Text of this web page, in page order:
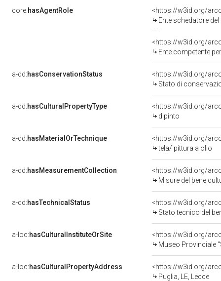
core:hasAgentRole
<https://w3id.org/
Ente schedatore del
<https://w3id.org/
Ente competente per
a-dd:hasConservationStatus
<https://w3id.org/
Stato di
a-dd:hasCulturalPropertyType
<https://w3id.org/
dipinto
a-dd:hasMaterialOrTechnique
<https://w3id.org/
tela/ pittura a olio
a-dd:hasMeasurementCollection
<https://w3id.org/
Misure del bene
a-dd:hasTechnicalStatus
<https://w3id.org/
Stato tecnico del
a-loc:hasCulturalInstituteOrSite
<https://w3id.org/
Museo Provinciale
a-loc:hasCulturalPropertyAddress
<https://w3id.org/
Puglia, LE, Lecce